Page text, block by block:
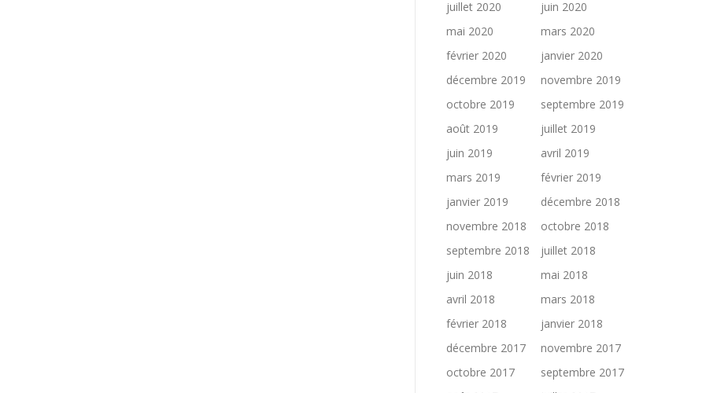
juillet 2020
juin 2020
mai 2020
mars 2020
février 2020
janvier 2020
décembre 2019
novembre 2019
octobre 2019
septembre 2019
août 2019
juillet 2019
juin 2019
avril 2019
mars 2019
février 2019
janvier 2019
décembre 2018
novembre 2018
octobre 2018
septembre 2018
juillet 2018
juin 2018
mai 2018
avril 2018
mars 2018
février 2018
janvier 2018
décembre 2017
novembre 2017
octobre 2017
septembre 2017